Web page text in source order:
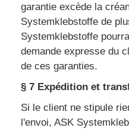
garantie excède la
Systemklebstoffe de
Systemklebstoffe
demande expresse du
de ces garanties.
§ 7 Expédition et
Si le client ne stipule
l'envoi, ASK